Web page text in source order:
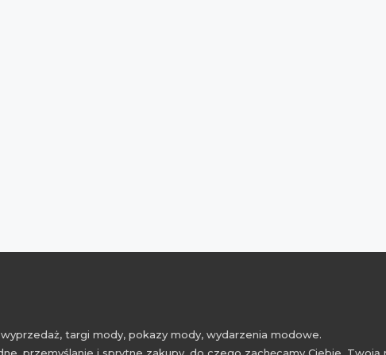
targi mody, pokazy mody, wydarzenia modowe.
przemyślanie i sprytne zakupy, do czego zachęcamy Ciebie,